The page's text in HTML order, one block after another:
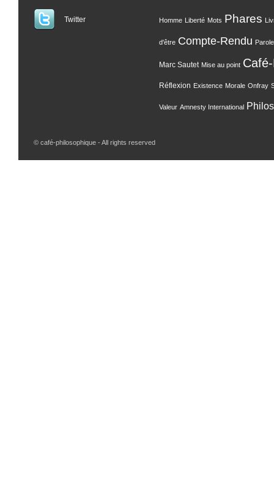
Twitter Homme Liberté Mots Phares
d'être Compte-Rendu Parole
Marc Sautet Mise au point
Réflexion Existence Morale Onfray
Valeur Amnesty International
© café-philosophique - All rights reserved